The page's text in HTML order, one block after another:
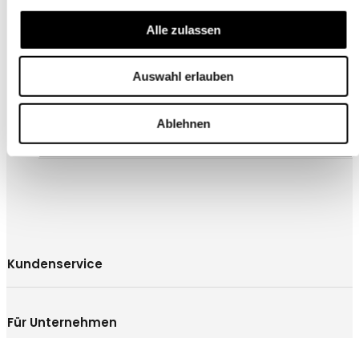
Alle zulassen
Auswahl erlauben
Ablehnen
Über uns
Kundenservice
Für Unternehmen